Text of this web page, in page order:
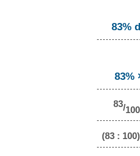
83%
83%
83/100
(83 :